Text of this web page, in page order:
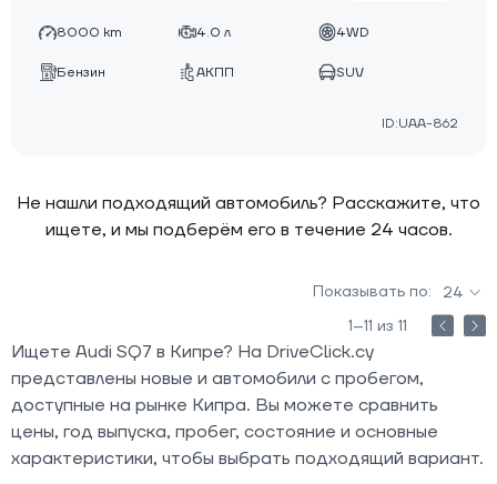
8000 km 4.0 л 4WD
Бензин АКПП SUV
ID:UAA-862
Не нашли подходящий автомобиль? Расскажите, что
ищете, и мы подберём его в течение 24 часов.
Показывать по:
24
1–11 из 11
Ищете Audi SQ7 в Кипре? На DriveClick.cy
представлены новые и автомобили с пробегом,
доступные на рынке Кипра. Вы можете сравнить
цены, год выпуска, пробег, состояние и основные
характеристики, чтобы выбрать подходящий вариант.